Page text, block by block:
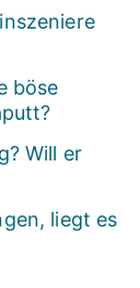
böse
Will er
liegt es